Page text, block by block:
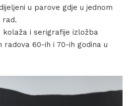
u parove gdje u jednom
rad.
kolaža i serigrafije izložba
radova 60-ih i 70-ih godina u